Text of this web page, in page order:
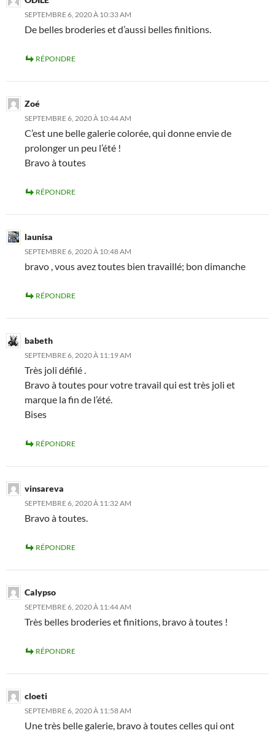
SEPTEMBRE 6, 2020 À 10:33 AM
De belles broderies et d’aussi belles finitions.
RÉPONDRE
Zoé
SEPTEMBRE 6, 2020 À 10:44 AM
C’est une belle galerie colorée, qui donne envie de
prolonger un peu l’été !
Bravo à toutes
RÉPONDRE
launisa
SEPTEMBRE 6, 2020 À 10:48 AM
bravo , vous avez toutes bien travaillé; bon dimanche
RÉPONDRE
babeth
SEPTEMBRE 6, 2020 À 11:19 AM
Très joli défilé .
Bravo à toutes pour votre travail qui est très joli et
marque la fin de l’été.
Bises
RÉPONDRE
vinsareva
SEPTEMBRE 6, 2020 À 11:32 AM
Bravo à toutes.
RÉPONDRE
Calypso
SEPTEMBRE 6, 2020 À 11:44 AM
Très belles broderies et finitions, bravo à toutes !
RÉPONDRE
cloeti
SEPTEMBRE 6, 2020 À 11:58 AM
Une très belle galerie, bravo à toutes celles qui ont